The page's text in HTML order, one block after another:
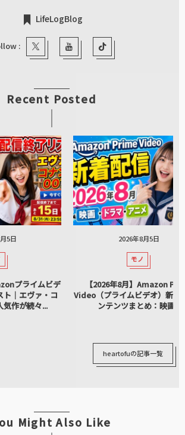
LifeLogBlog
:
Recent Posted
5日
プライムビデ
ト｜エヴァ・コ
気作が続々...
2026年8月5日
モノ
【2026年8月】Amazon
Video（プライムビデオ）新着
ンテンツまとめ：映画...
heartofuの記事一覧
Might Also Like